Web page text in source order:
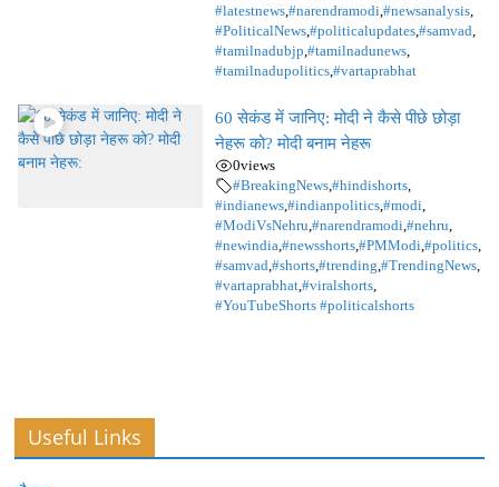
#latestnews, #narendramodi #newsanalysis,
#PoliticalNews, #politicalupdates, #samvad
#tamilnadubjp #tamilnadunews,
#tamilnadupolitics, #vartaprabhat
60 सेकंड में जानिए: मोदी ने कैसे पीछे छोड़ा
नेहरू को? मोदी बनाम नेहरू
0views
#BreakingNews, #hindishorts,
#indianews, #indianpolitics, #modi
#ModiVsNehru #narendramodi #nehru
#newindia #newsshorts, #PMModi #politics,
#samvad #shorts, #trending #TrendingNews,
#vartaprabhat, #viralshorts,
#YouTubeShorts #politicalshorts
Useful Links